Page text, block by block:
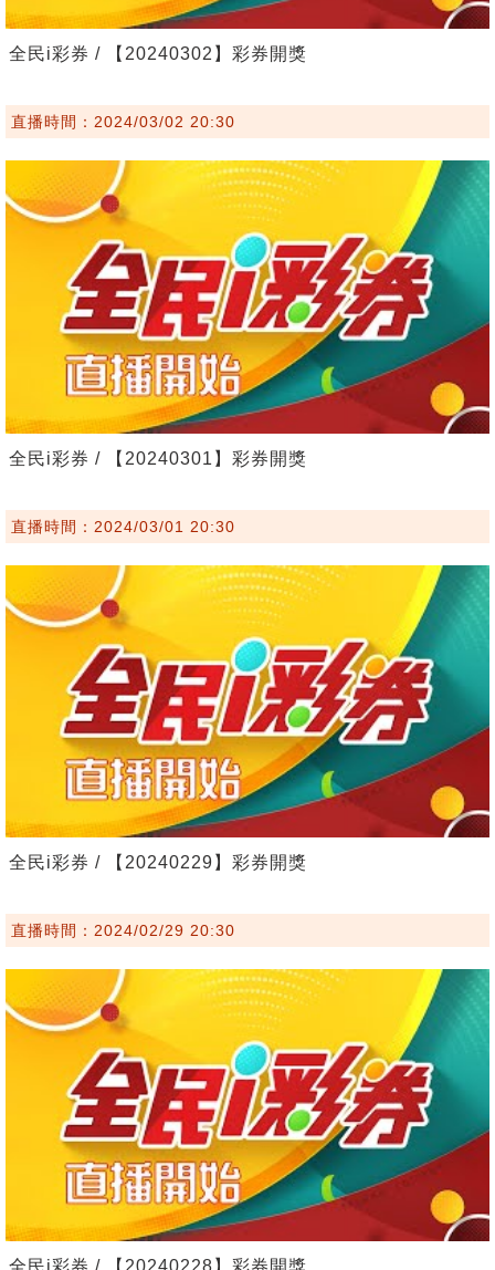
全民i彩券 / 【20240302】彩券開獎
直播時間：2024/03/02 20:30
全民i彩券 / 【20240301】彩券開獎
直播時間：2024/03/01 20:30
全民i彩券 / 【20240229】彩券開獎
直播時間：2024/02/29 20:30